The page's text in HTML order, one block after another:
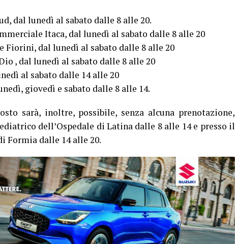
dal lunedì al sabato dalle 8 alle 20.
Itaca, dal lunedì al sabato dalle 8 alle 20
Fiorini, dal lunedì al sabato dalle 8 alle 20
, dal lunedì al sabato dalle 8 alle 20
al sabato dalle 14 alle 20
giovedì e sabato dalle 8 alle 14.
sarà, inoltre, possibile, senza alcuna prenotazione,
dell’Ospedale di Latina dalle 8 alle 14 e presso il
Formia dalle 14 alle 20.